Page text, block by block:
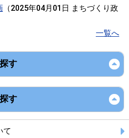
（2025年04月01日 まちづくり政
一覧へ
す
す
て